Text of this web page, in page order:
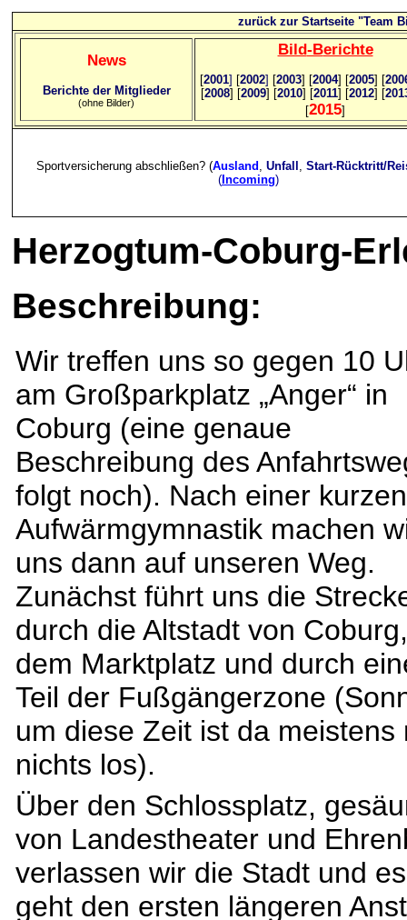
zurück zur Startseite "Team
News
Berichte der Mitglieder
(ohne Bilder)
Bild-Berichte
[2001] [2002] [2003] [2004] [2005] [
[2008] [2009] [2010] [2011] [2012] [
[2015]
Sportversicherung abschließen? (Ausland , Unfall , Start-Rücktritt/
( Incoming)
Herzogtum-Coburg-
Beschreibung:
Wir treffen uns so gegen 10
am Großparkplatz „Anger“ in
Coburg (eine genaue
Beschreibung des
folgt noch). Nach einer kurzen
Aufwärmgymnastik machen
uns dann auf unseren Weg.
Zunächst führt uns die
durch die Altstadt von Coburg,
dem Marktplatz und durch
Teil der Fußgängerzone
um diese Zeit ist da meistens
nichts los).
Über den Schlossplatz,
von Landestheater und
verlassen wir die Stadt und es
geht den ersten längeren